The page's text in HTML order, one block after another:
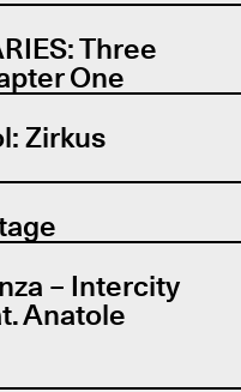
Three
One
Zirkus
– Intercity
Anatole